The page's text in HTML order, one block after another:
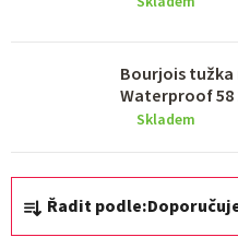
Bourjois tužka
Waterproof 58
Skladem
Ř
a
Řadit podle: